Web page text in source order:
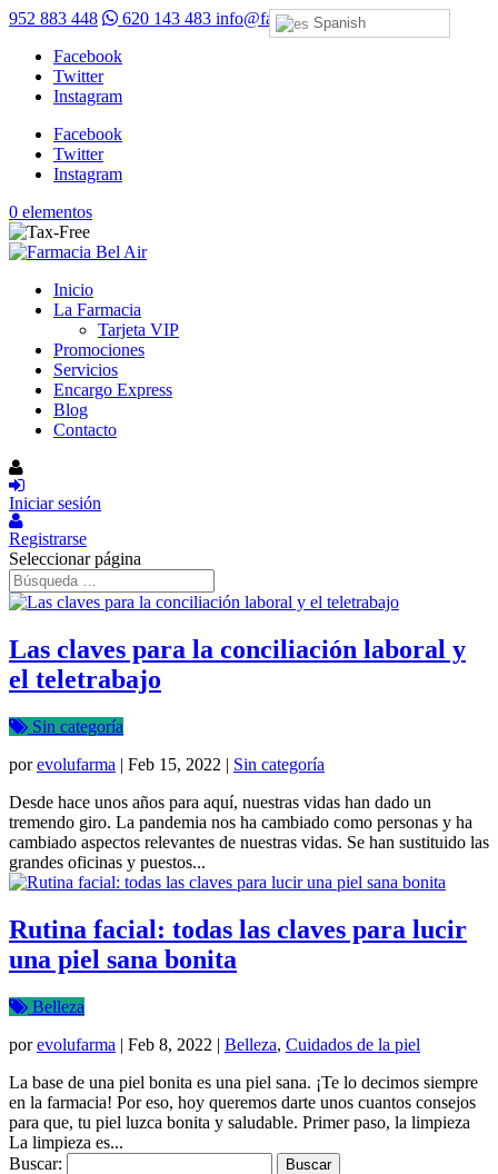
952 883 448 620 143 483 info@farmaciabelair.com
Facebook
Twitter
Instagram
Facebook
Twitter
Instagram
0 elementos
Inicio
La Farmacia
Tarjeta VIP
Promociones
Servicios
Encargo Express
Blog
Contacto
Iniciar sesión
Registrarse
Seleccionar página
Las claves para la conciliación laboral y
el teletrabajo
Sin categoría
porevolufarma | Feb 15, 2022 | Sin categoría
Desde hace unos años para aquí, nuestras vidas han dado un
tremendo giro. La pandemia nos ha cambiado como personas y ha
cambiado aspectos relevantes de nuestras vidas. Se han sustituido las
grandes oficinas y puestos...
Rutina facial: todas las claves para lucir
una piel sana bonita
Belleza
porevolufarma | Feb 8, 2022 | Belleza, Cuidados de la piel
La base de una piel bonita es una piel sana. ¡Te lo decimos siempre
en la farmacia! Por eso, hoy queremos darte unos cuantos consejos
para que, tu piel luzca bonita y saludable. Primer paso, la limpieza
La limpieza es...
Buscar:
Spanish